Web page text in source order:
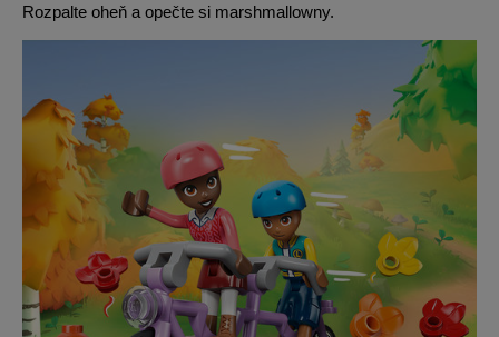
Rozpalte oheň a opečte si marshmallowny.